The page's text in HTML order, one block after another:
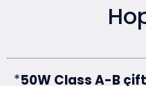
*50W Class A-B